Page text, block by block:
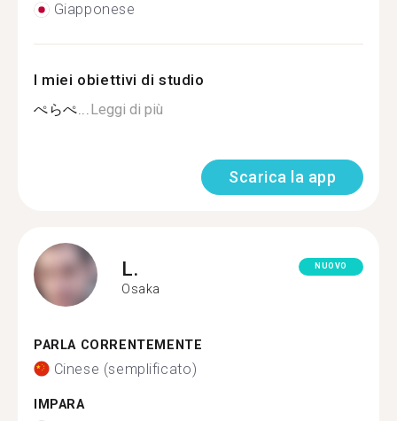
Giapponese
I miei obiettivi di studio
ぺらぺ...Leggi di più
Scarica la app
L.
Osaka
NUOVO
PARLA CORRENTEMENTE
Cinese (semplificato)
IMPARA